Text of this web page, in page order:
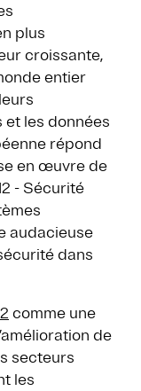
plus
croissante,
entier
les données
répond
en œuvre de
- Sécurité
audacieuse
dans
comme une
de
secteurs
les